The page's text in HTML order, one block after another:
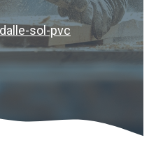
dalle-sol-pvc